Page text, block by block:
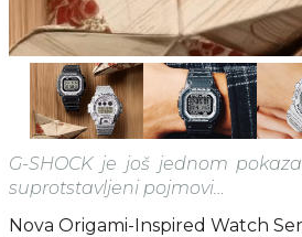
G-SHOCK je još jednom
suprotstavljeni pojmovi…
Nova Origami-Inspired Watch